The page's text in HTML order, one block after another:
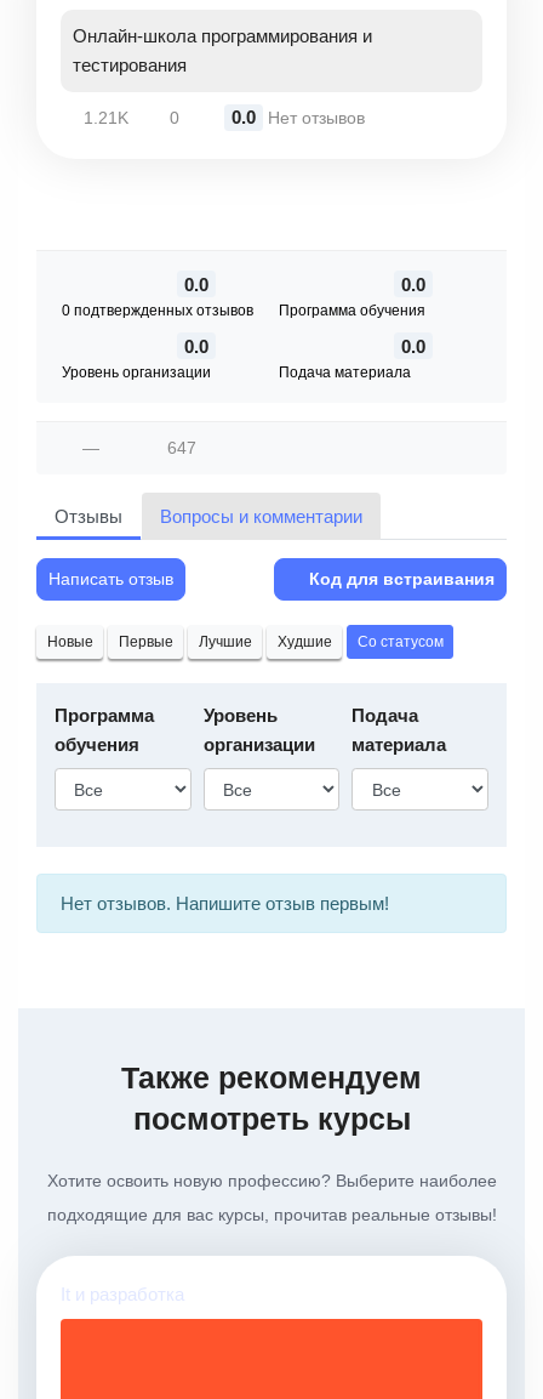
Онлайн-школа программирования и
тестирования
1.21K 0 0.0 Нет отзывов
0.0
0 подтвержденных отзывов
0.0
Программа обучения
0.0
Уровень организации
0.0
Подача материала
— 647
Отзывы Вопросы и комментарии
Написать отзыв Код для встраивания
Новые Первые Лучшие Худшие Со статусом
Программа
обучения
Уровень
организации
Подача
материала
Нет отзывов. Напишите отзыв первым!
Также рекомендуем
посмотреть курсы
Хотите освоить новую профессию? Выберите наиболее
подходящие для вас курсы, прочитав реальные отзывы!
It и разработка